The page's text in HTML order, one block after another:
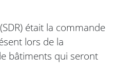
était la commande
lors de la
bâtiments qui seront